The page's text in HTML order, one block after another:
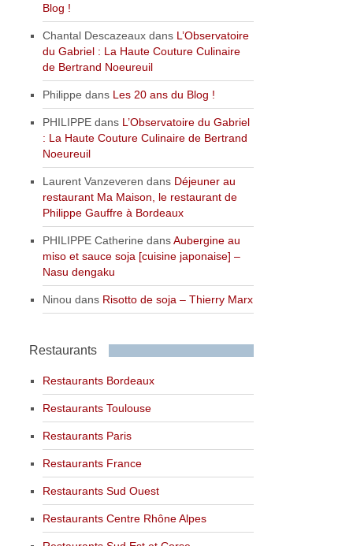
Blog !
Chantal Descazeaux dans L’Observatoire
du Gabriel : La Haute Couture Culinaire
de Bertrand Noeureuil
Philippe dans Les 20 ans du Blog !
PHILIPPE dans L’Observatoire du Gabriel
: La Haute Couture Culinaire de Bertrand
Noeureuil
Laurent Vanzeveren dans Déjeuner au
restaurant Ma Maison, le restaurant de
Philippe Gauffre à Bordeaux
PHILIPPE Catherine dansAubergine au
miso et sauce soja [cuisine japonaise] –
Nasu dengaku
Ninou dans Risotto de soja – Thierry Marx
Restaurants
Restaurants Bordeaux
Restaurants Toulouse
Restaurants Paris
Restaurants France
Restaurants Sud Ouest
Restaurants Centre Rhône Alpes